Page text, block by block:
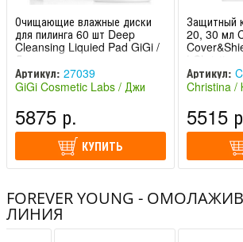
Очищающие влажные диски
для пилинга 60 шт Deep
Cleansing Liquied Pad GiGi /
Джиджи
Артикул: 27039
GiGi Cosmetic Labs / Джи
5875 р.
КУПИТЬ
Защитный
20, 30 мл
| Christina
Артикул:
Christina /
5515
FOREVER YOUNG -
ЛИНИЯ